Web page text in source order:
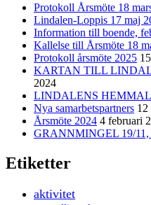
Protokoll Årsmöte 18
Lindalen-Loppis 17 maj
Information till boende,
Kallelse till Årsmöte 18
Protokoll årsmöte 2025
KARTAN TILL
2024
LINDALENS
Nya samarbetspartners 12
Årsmöte 2024 4 februari
GRANNMINGEL 19/11,
Etiketter
aktivitet